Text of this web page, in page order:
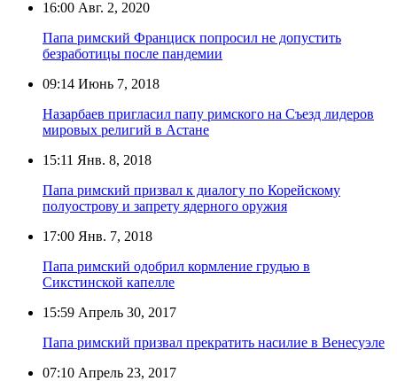
16:00 Авг. 2, 2020
Папа римский Франциск попросил не допустить
безработицы после пандемии
09:14 Июнь 7, 2018
Назарбаев пригласил папу римского на Съезд лидеров
мировых религий в Астане
15:11 Янв. 8, 2018
Папа римский призвал к диалогу по Корейскому
полуострову и запрету ядерного оружия
17:00 Янв. 7, 2018
Папа римский одобрил кормление грудью в
Сикстинской капелле
15:59 Апрель 30, 2017
Папа римский призвал прекратить насилие в Венесуэле
07:10 Апрель 23, 2017